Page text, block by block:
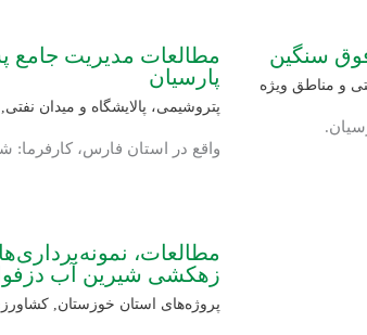
سنگین
و مناطق ویژه
مطالعات مدیریت جامع
پارسیان
پتروشیمی، پالایشگاه و میدان نفتی,
واقع در استان فارس، کارفرما:
مطالعات،
زهکشی شیرین آب
پروژه‌های استان خوزستان,